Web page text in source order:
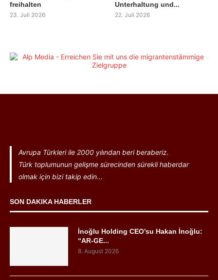
freihalten
23. Juli 2026
Unterhaltung und...
22. Juli 2026
Avrupa Türkleri ile 2000 yılından beri beraberiz.
Türk toplumunun gelişme sürecinden sürekli haberdar
olmak için bizi takip edin...
SON DAKIKA HABERLER
İnoğlu Holding CEO’su Hakan İnoğlu:
“AR-GE...
8. August 2026